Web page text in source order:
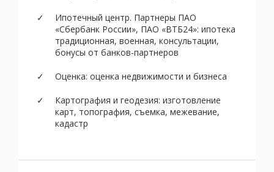
Ипотечный центр. Партнеры ПАО
«Сбербанк России», ПАО «ВТБ24»: ипотека
традиционная, военная, консультации,
бонусы от банков-партнеров
Оценка: оценка недвижимости и бизнеса
Картография и геодезия: изготовление
карт, топография, съемка, межевание,
кадастр